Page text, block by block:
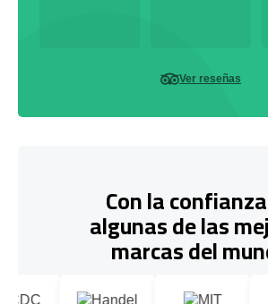
Ver reseñas
Con la
algunas de las
marcas del